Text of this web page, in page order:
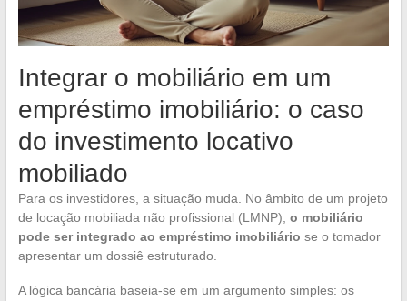
Integrar o mobiliário em um
empréstimo imobiliário: o caso
do investimento locativo
mobiliado
Para os investidores, a situação muda. No âmbito de um projeto
de locação mobiliada não profissional (LMNP), o mobiliário
pode ser integrado ao empréstimo imobiliário se o tomador
apresentar um dossiê estruturado.
A lógica bancária baseia-se em um argumento simples: os